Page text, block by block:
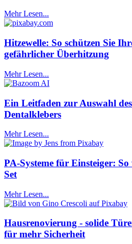
Mehr Lesen...
Hitzewelle: So schützen Sie
gefährlicher Überhitzung
Mehr Lesen...
Ein Leitfaden zur Auswahl
Dentalklebers
Mehr Lesen...
PA-Systeme für Einsteiger:
Set
Mehr Lesen...
Hausrenovierung - solide
für mehr Sicherheit